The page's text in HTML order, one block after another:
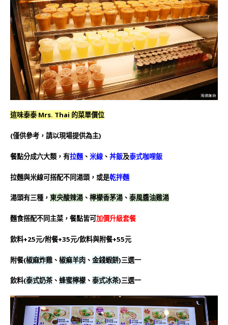
這味泰泰 Mrs. Thai 的菜單價位
(僅供參考，請以現場提供為主)
餐點分成六大類，有拉麵 、 米線 、 丼飯及泰式咖哩飯
拉麵與米線可搭配不同湯頭，或是乾拌麵
湯頭有三種， 東央酸辣湯、 檸檬香茅湯、 泰風醬油雞湯
麵食搭配不同主菜，餐點皆可加價升級套餐
飲料+25元/附餐+35元/飲料與附餐+55元
附餐(椒麻炸雞 、 椒痲羊肉 、 金錢蝦餅)三選一
飲料(泰式奶茶、 蜂蜜檸檬 、 泰式冰茶)三選一